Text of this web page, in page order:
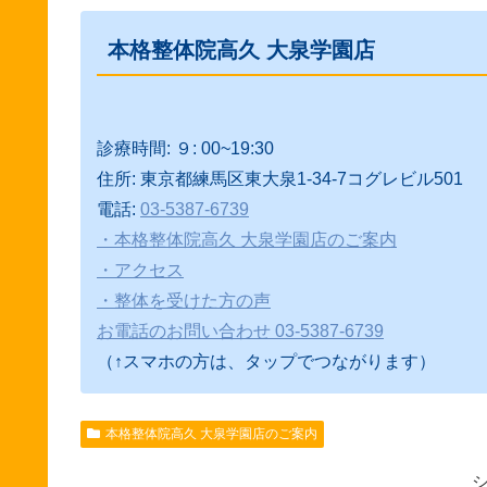
本格整体院高久 大泉学園店
診療時間: ９: 00~19:30
住所: 東京都練馬区東大泉1-34-7コグレビル501
電話: 03-5387-6739
・本格整体院高久 大泉学園店のご案内
・アクセス
・整体を受けた方の声
お電話のお問い合わせ 03-5387-6739
（↑スマホの方は、タップでつながります）
本格整体院高久 大泉学園店のご案内